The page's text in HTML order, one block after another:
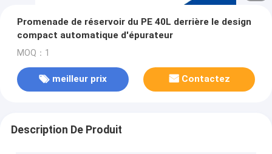
Promenade de réservoir du PE 40L derrière le design
compact automatique d'épurateur
MOQ：1
meilleur prix Contactez
Description De Produit